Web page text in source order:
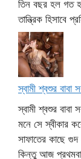
তিন বছর হল গত
তান্ত্রিক হিসাবে
স্বামী শ্বশুর বাবা
স্বামী শ্বশুর
মনে সে স্বীকার
সাফাতের কাছে
কিন্তু আজ